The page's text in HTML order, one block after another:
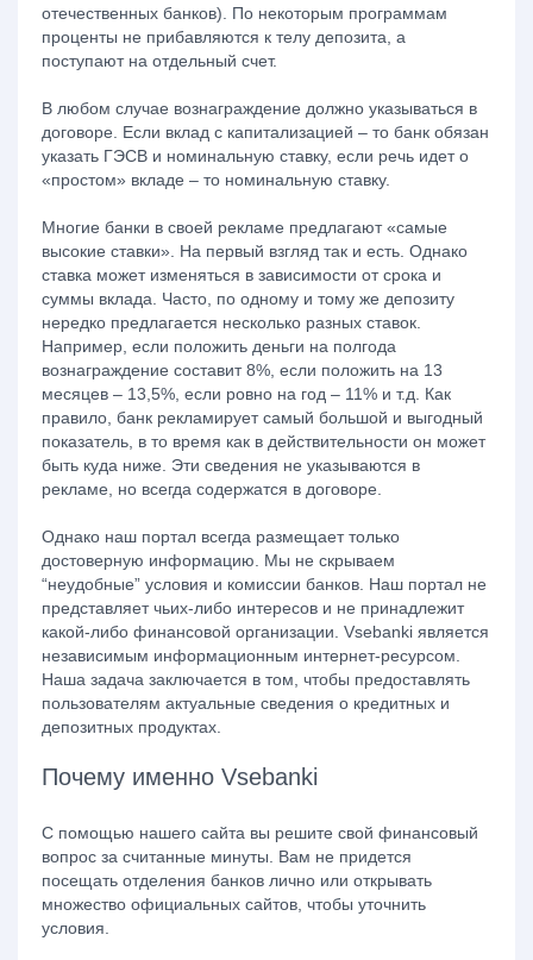
отечественных банков). По некоторым программам
проценты не прибавляются к телу депозита, а
поступают на отдельный счет.
В любом случае вознаграждение должно указываться в
договоре. Если вклад с капитализацией – то банк обязан
указать ГЭСВ и номинальную ставку, если речь идет о
«простом» вкладе – то номинальную ставку.
Многие банки в своей рекламе предлагают «самые
высокие ставки». На первый взгляд так и есть. Однако
ставка может изменяться в зависимости от срока и
суммы вклада. Часто, по одному и тому же депозиту
нередко предлагается несколько разных ставок.
Например, если положить деньги на полгода
вознаграждение составит 8%, если положить на 13
месяцев – 13,5%, если ровно на год – 11% и т.д. Как
правило, банк рекламирует самый большой и выгодный
показатель, в то время как в действительности он может
быть куда ниже. Эти сведения не указываются в
рекламе, но всегда содержатся в договоре.
Однако наш портал всегда размещает только
достоверную информацию. Мы не скрываем
“неудобные” условия и комиссии банков. Наш портал не
представляет чьих-либо интересов и не принадлежит
какой-либо финансовой организации. Vsebanki является
независимым информационным интернет-ресурсом.
Наша задача заключается в том, чтобы предоставлять
пользователям актуальные сведения о кредитных и
депозитных продуктах.
Почему именно Vsebanki
С помощью нашего сайта вы решите свой финансовый
вопрос за считанные минуты. Вам не придется
посещать отделения банков лично или открывать
множество официальных сайтов, чтобы уточнить
условия.